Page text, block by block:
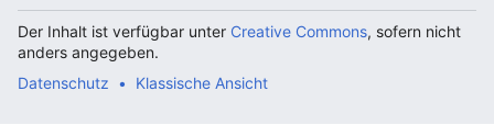
Der Inhalt ist verfügbar unter Creative Commons, sofern nicht
anders angegeben.
Datenschutz
Klassische Ansicht